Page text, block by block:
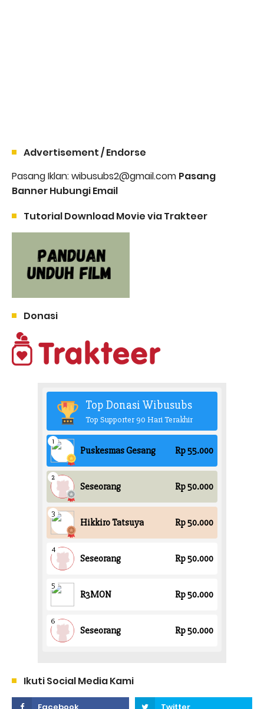
Advertisement / Endorse
Pasang Iklan: wibusubs2@gmail.com Pasang
Banner Hubungi Email
Tutorial Download Movie via Trakteer
Donasi
Ikuti Social Media Kami